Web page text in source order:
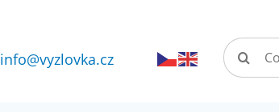
info@vyzlovka.cz
Hledat: